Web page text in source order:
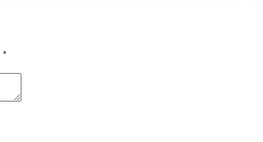
*